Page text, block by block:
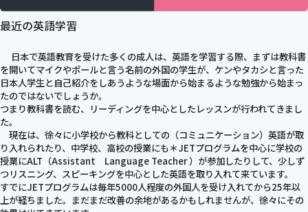
最近の英語学習
日本で英語教育を受けた多くの成人は、英語を学習する際、まずは教科書
を開いてマイクやポールと言う名前の外国の学生が、ケンやタカシと言った
日本人学生と自己紹介をしあうような場面から始まるような勉強から始まっ
たのではないでしょうか。
つまり教科書を読む、リーディングを中心としたレッスンが行われてきまし
た。
現在は、徐々に小学校から教科としての（コミュニケーション）英語が取
り入れられたり、中学校、高校の授業にも＊JETプログラムを中心に学校の
授業にALT（Assistant Language Teacher ）が参加したりして、少しず
つリスニング、スピーキングを中心とした英語を取り入れて来ています。
すでにJETプログラムは毎年5000人程度の外国人を受け入れてから25年以
上が経ちました。まだまだ改善の余地があるかもしれませんが、徐々にその